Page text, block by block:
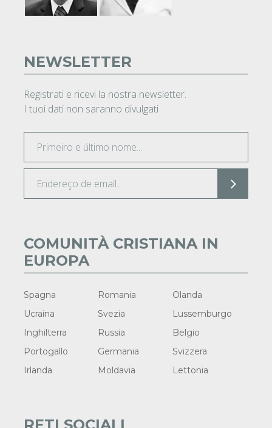
NEWSLETTER
Registrati e ricevi la nostra newsletter.
I tuoi dati non saranno divulgati
COMUNITÀ CRISTIANA IN
EUROPA
Spagna Romania
Olanda
Ucraina
Svezia
Lussemburgo
Inghilterra
Russia
Belgio
Portogallo
Germania
Svizzera
Irlanda
Moldavia Lettonia